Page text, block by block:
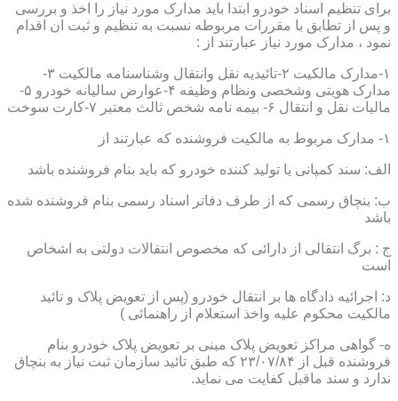
برای تنظیم اسناد خودرو ابتدا باید مدارک مورد نیاز را اخذ و بررسی
و پس از تطابق با مقررات مربوطه نسبت به تنظیم و ثبت ان اقدام
نمود ، مدارک مورد نیاز عبارتند از :
۱-مدارک مالکیت ۲-تائیدیه نقل وانتقال وشناسنامه مالکیت ۳-
مدارک هویتی وشخصی ونظام وظیفه ۴-عوارض سالیانه خودرو ۵-
مالیات نقل و انتقال ۶- بیمه نامه شخص ثالث معتبر ۷-کارت سوخت
۱- مدارک مربوط به مالکیت فروشنده که عبارتند از
الف: سند کمپانی یا تولید کننده خودرو که باید بنام فروشنده باشد
ب: بنچاق رسمی که از طرف دفاتر اسناد رسمی بنام فروشنده شده
باشد
ج : برگ انتقالی از دارائی که مخصوص انتقالات دولتی به اشخاص
است
د: اجرائیه دادگاه ها بر انتقال خودرو (پس از تعویض پلاک و تائید
مالکیت محکوم علیه واخذ استعلام از راهنمائی )
ه- گواهی مراکز تعویض پلاک مبنی بر تعویض پلاک خودرو بنام
فروشنده قبل از ۲۳/۰۷/۸۴ که طبق تائید سازمان ثبت نیاز به بنچاق
ندارد و سند ماقبل کفایت می نماید.